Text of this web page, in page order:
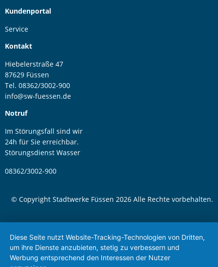
Kundenportal
Service
Kontakt
Hiebelerstraße 47
87629 Füssen
Tel. 08362/3002-900
info@sw-fuessen.de
Notruf
Im Störungsfall sind wir
24h für Sie erreichbar.
Störungsdienst Wasser
08362/3002-900
© Copyright Stadtwerke Füssen 2026 Alle Rechte vorbehalten.
Diese Seite nutzt Website-Tracking-Technologien von Dritten,
um ihre Dienste anzubieten, stetig zu verbessern und
Werbung entsprechend den Interessen der Nutzer